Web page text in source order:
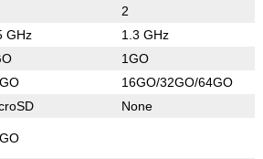
2
GHz 1.3 GHz
1GO
16GO/32GO/64GO
None